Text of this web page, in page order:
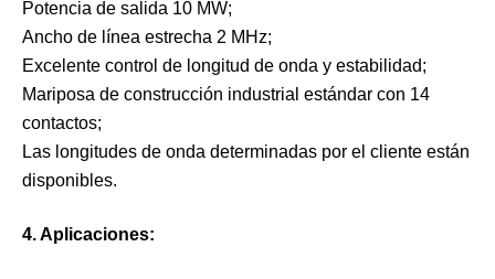
Potencia de salida 10 MW;
Ancho de línea estrecha 2 MHz;
Excelente control de longitud de onda y estabilidad;
Mariposa de construcción industrial estándar con 14
contactos;
Las longitudes de onda determinadas por el cliente están
disponibles.
4. Aplicaciones: